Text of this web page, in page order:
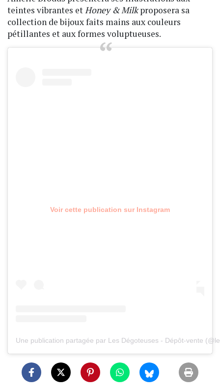
teintes vibrantes etHoney & Milkproposera sa
collection de bijoux faits mains aux couleurs
pétillantes et aux formes voluptueuses.
Voir cette publication sur Instagram
Une publication partagée par Les Dégoteuses - Dépôt-vente